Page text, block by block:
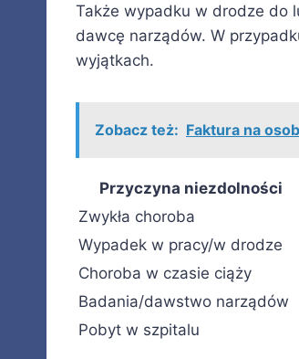
Także wypadku w drodze do
dawcę narządów. W
wyjątkach.
Zobacz też: Faktura na
Przyczyna niezdolności
Zwykła choroba
Wypadek w pracy/w drodze
Choroba w czasie ciąży
Badania/dawstwo narządów
Pobyt w szpitalu